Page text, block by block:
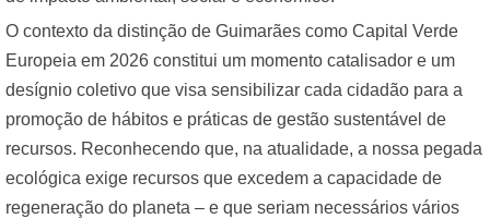
O contexto da distinção de Guimarães como Capital Verde
Europeia em 2026 constitui um momento catalisador e um
desígnio coletivo que visa sensibilizar cada cidadão para a
promoção de hábitos e práticas de gestão sustentável de
recursos. Reconhecendo que, na atualidade, a nossa pegada
ecológica exige recursos que excedem a capacidade de
regeneração do planeta – e que seriam necessários vários